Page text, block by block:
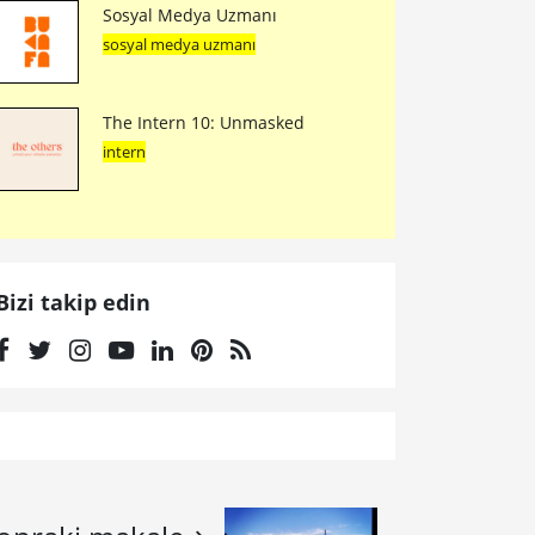
Sosyal Medya Uzmanı
sosyal medya uzmanı
The Intern 10: Unmasked
intern
takip edin